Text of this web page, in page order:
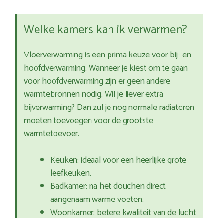
Welke kamers kan ik verwarmen?
Vloerverwarming is een prima keuze voor bij- en
hoofdverwarming. Wanneer je kiest om te gaan
voor hoofdverwarming zijn er geen andere
warmtebronnen nodig. Wil je liever extra
bijverwarming? Dan zul je nog normale radiatoren
moeten toevoegen voor de grootste
warmtetoevoer.
Keuken: ideaal voor een heerlijke grote
leefkeuken.
Badkamer: na het douchen direct
aangenaam warme voeten.
Woonkamer: betere kwaliteit van de lucht